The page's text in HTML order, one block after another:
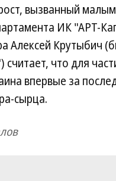
вызванный
ИК "АРТ-
Алексей Крутыбич
что для
впервые за
сырца.